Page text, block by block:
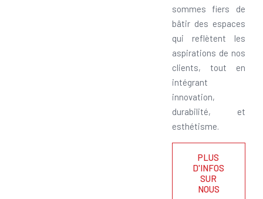
sommes fiers de
bâtir des espaces
qui reflètent les
aspirations de nos
clients, tout en
intégrant
innovation,
durabilité, et
esthétisme.
PLUS
D'INFOS
SUR
NOUS